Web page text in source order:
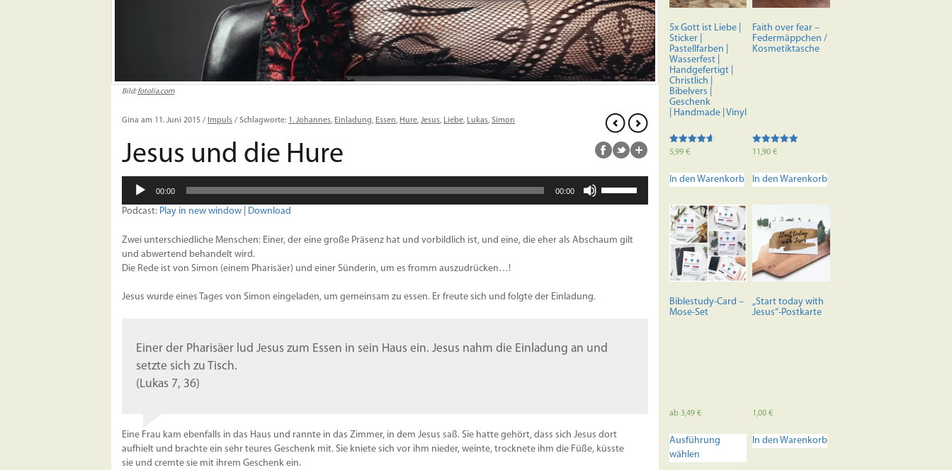
Bild:fotolia.com
Gina am 11. Juni 2015 / Impuls / Schlagworte: 1. Johannes, Einladung, Essen, Hure, Jesus, Liebe, Lukas, Simon
Jesus und die Hure
Audio-
Player
00:00 00:00
Hoch/Runter
die
Podcast: Play in new window Download
Zwei unterschiedliche Menschen: Einer, der eine große Präsenz hat und vorbildlich ist, und eine, die eher als Abschaum gilt
und abwertend behandelt wird.
Die Rede ist von Simon (einem Pharisäer) und einer Sünderin, um es fromm auszudrücken…!
Jesus wurde eines Tages von Simon eingeladen, um gemeinsam zu essen. Er freute sich und folgte der Einladung.
Einer der Pharisäer lud Jesus zum Essen in sein Haus ein. Jesus nahm die Einladung an und
setzte sich zu Tisch.
(Lukas 7, 36)
Eine Frau kam ebenfalls in das Haus und rannte in das Zimmer, in dem Jesus saß. Sie hatte gehört, dass sich Jesus dort
aufhielt und brachte ein sehr teures Geschenk mit. Sie kniete sich vor ihm nieder, weinte, trocknete ihm die Füße, küsste
sie und cremte sie mit ihrem Geschenk ein.
5x Gott ist Liebe |
Sticker |
Pastellfarben |
Wasserfest |
Handgefertigt |
Christlich |
Bibelvers |
Geschenk
| Handmade | Vinyl
Bewertet
von 5
5,99 €
In den Warenkorb
Faith over fear –
Federmäppchen /
Kosmetiktasche
Bewertet mit
11,90€
In den Warenkorb
Biblestudy-Card –
Mose-Set
ab 3,49 €
Ausführung
wählen
Produkt
„Start today with
Jesus“-Postkarte
1,00€
In den Warenkorb